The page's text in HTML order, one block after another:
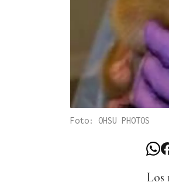
Foto: OHSU PHOTOS
Los